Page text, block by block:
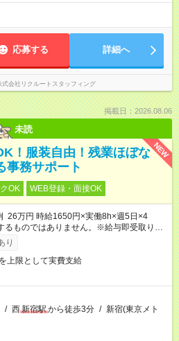
応募する 詳細へ
式会社リクルートスタッフィング
掲載日：2026.08.06
未読
NEW
！服装自由！残業ほぼな
事務サポート
OK WEB登録・面接OK
万円 時給1650円×実働8h×週5日×4
ものではありません。※給与即受取りサ
件有）
り
上限として実費支給
/ 西新宿駅から徒歩3分 / 新宿(東京メト